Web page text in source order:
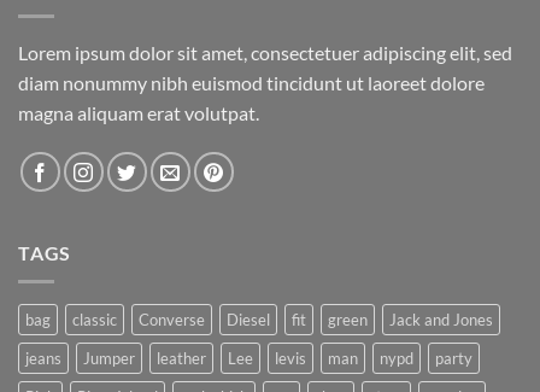
Lorem ipsum dolor sit amet, consectetuer adipiscing elit, sed
diam nonummy nibh euismod tincidunt ut laoreet dolore
magna aliquam erat volutpat.
TAGS
bag classic Converse Diesel fit green
Jack and Jones
jeans
Jumper leather Lee levis man nypd
party